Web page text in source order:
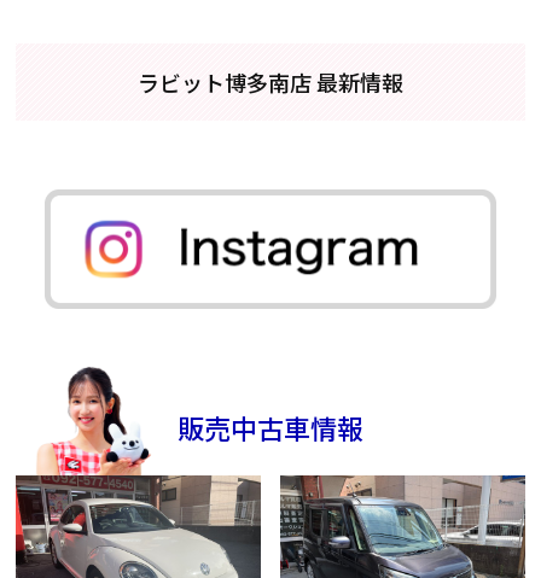
ラビット博多南店 最新情報
販売中古車情報